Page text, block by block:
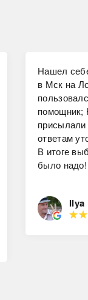
Нашел
в Мск на
помощник;
ответам
В итоге
было надо!
Ilya